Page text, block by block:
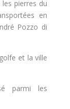
pierres du
en
Pozzo di
et la ville
parmi les